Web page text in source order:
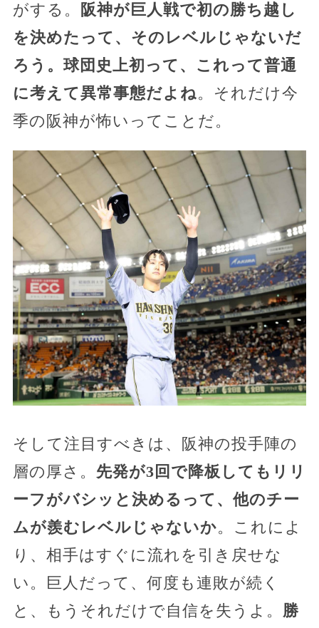
がする。
阪神が巨人戦で初の勝ち越し
を決めたって、そのレベルじゃないだ
ろう。球団史上初って、これって普通
に考えて異常事態だよね。それだけ今
季の阪神が怖いってことだ。
そして注目すべきは、阪神の投手陣の
層の厚さ。 先発が3回で降板してもリリ
ーフがバシッと決めるって、他のチー
ムが羨むレベルじゃないか。これによ
り、相手はすぐに流れを引き戻せな
い。巨人だって、何度も連敗が続く
と、もうそれだけで自信を失うよ。 勝